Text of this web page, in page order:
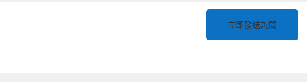
立即發送詢問